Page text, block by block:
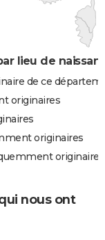
lieu de
de ce
originaires
originaires
originaires
nous ont